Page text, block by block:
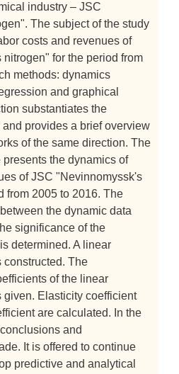
industry – JSC
The subject of the study
costs and revenues of
for the period from
methods: dynamics
and graphical
substantiates the
provides a brief overview
of the same direction. The
the dynamics of
of JSC "Nevinnomyssk's
from 2005 to 2016. The
the dynamic data
significance of the
determined. A linear
constructed. The
of the linear
given. Elasticity coefficient
are calculated. In the
and
It is offered to continue
predictive and analytical